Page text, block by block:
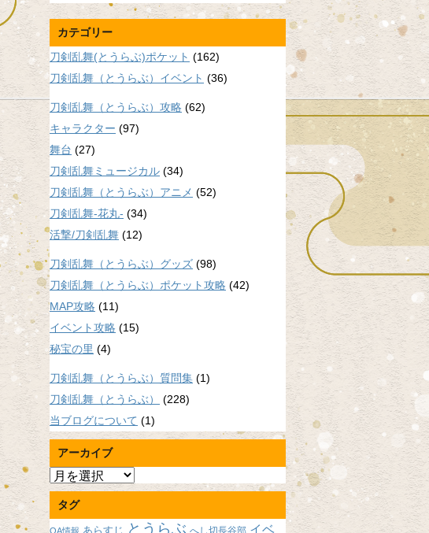
カテゴリー
刀剣乱舞(とうらぶ)ポケット (162)
刀剣乱舞（とうらぶ）イベント (36)
刀剣乱舞（とうらぶ）攻略 (62)
キャラクター (97)
舞台 (27)
刀剣乱舞ミュージカル (34)
刀剣乱舞（とうらぶ）アニメ (52)
刀剣乱舞-花丸- (34)
活撃/刀剣乱舞 (12)
刀剣乱舞（とうらぶ）グッズ (98)
刀剣乱舞（とうらぶ）ポケット攻略 (42)
MAP攻略 (11)
イベント攻略 (15)
秘宝の里 (4)
刀剣乱舞（とうらぶ）質問集 (1)
刀剣乱舞（とうらぶ）
(228)
当ブログについて (1)
アーカイブ
ア
ー
カ
イ
タグ
OA情報 あらすじ とうらぶ へし切長谷部 イベ